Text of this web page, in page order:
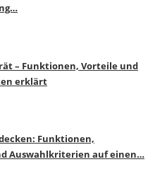
– Funktionen, Vorteile und
erklärt
Funktionen,
Auswahlkriterien auf einen…